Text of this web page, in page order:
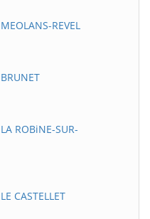
REVEL
ROBiNE-SUR-
CASTELLET